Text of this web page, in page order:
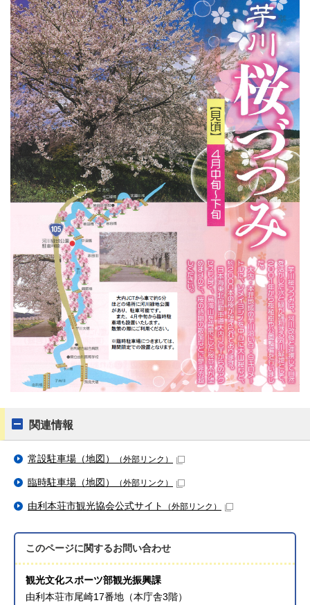
関連情報
常設駐車場（地図） （外部リンク）
臨時駐車場（地図） （外部リンク）
由利本荘市観光協会公式サイト （外部リンク）
このページに関するお問い合わせ
観光文化スポーツ部観光振興課
由利本荘市尾崎17番地（本庁舎3階）